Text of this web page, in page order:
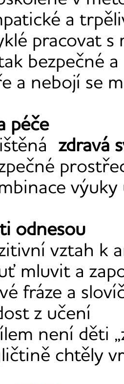
a
pracovat s
bezpečné
a nebojí se
péče
zdravá
odnesou
vztah k
mluvit a
fráze a
z učení
není děti
chtěly